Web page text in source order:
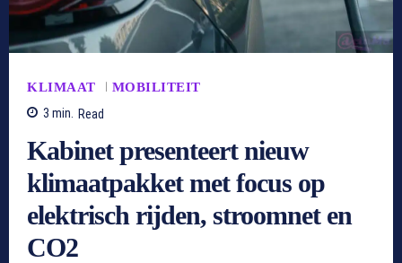
KLIMAAT
MOBILITEIT
3 min. Read
Kabinet presenteert nieuw
klimaatpakket met focus op
elektrisch rijden, stroomnet en
CO2